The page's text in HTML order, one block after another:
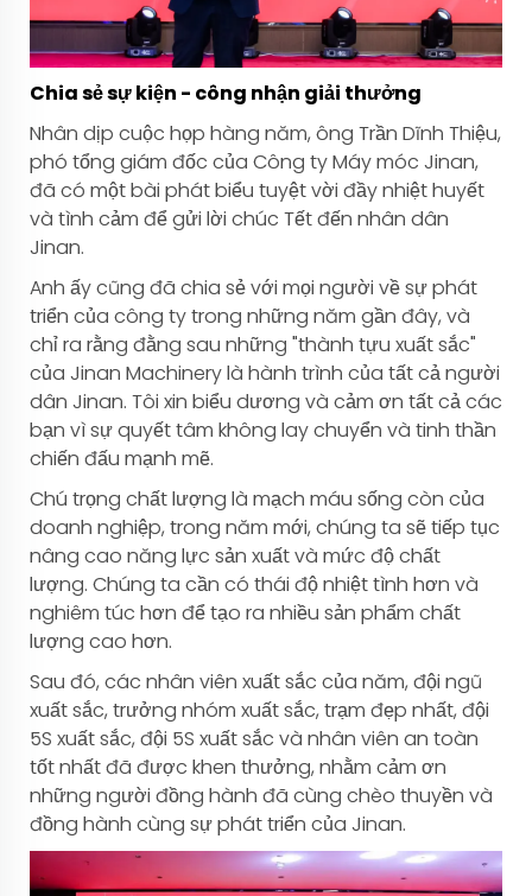
Chia sẻ sự kiện - công nhận giải thưởng
Nhân dịp cuộc họp hàng năm, ông Trần Dĩnh Thiệu,
phó tổng giám đốc của Công ty Máy móc Jinan,
đã có một bài phát biểu tuyệt vời đầy nhiệt huyết
và tình cảm để gửi lời chúc Tết đến nhân dân
Jinan.
Anh ấy cũng đã chia sẻ với mọi người về sự phát
triển của công ty trong những năm gần đây, và
chỉ ra rằng đằng sau những "thành tựu xuất sắc"
của Jinan Machinery là hành trình của tất cả người
dân Jinan. Tôi xin biểu dương và cảm ơn tất cả các
bạn vì sự quyết tâm không lay chuyển và tinh thần
chiến đấu mạnh mẽ.
Chú trọng chất lượng là mạch máu sống còn của
doanh nghiệp, trong năm mới, chúng ta sẽ tiếp tục
nâng cao năng lực sản xuất và mức độ chất
lượng. Chúng ta cần có thái độ nhiệt tình hơn và
nghiêm túc hơn để tạo ra nhiều sản phẩm chất
lượng cao hơn.
Sau đó, các nhân viên xuất sắc của năm, đội ngũ
xuất sắc, trưởng nhóm xuất sắc, trạm đẹp nhất, đội
5S xuất sắc, đội 5S xuất sắc và nhân viên an toàn
tốt nhất đã được khen thưởng, nhằm cảm ơn
những người đồng hành đã cùng chèo thuyền và
đồng hành cùng sự phát triển của Jinan.